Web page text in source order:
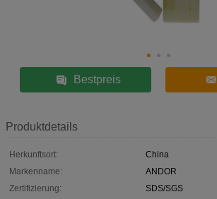
Bestpreis
Produktdetails
Herkunftsort:
China
Markenname:
ANDOR
Zertifizierung:
SDS/SGS